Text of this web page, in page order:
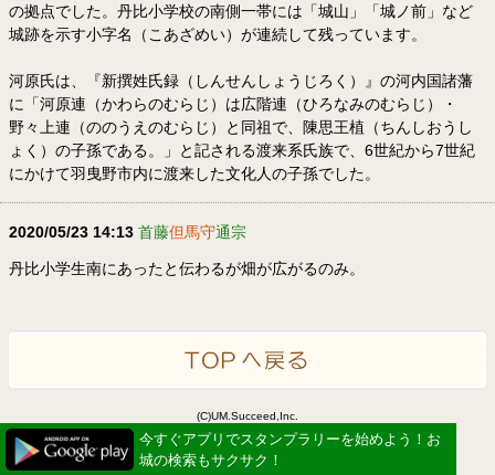
の拠点でした。丹比小学校の南側一帯には「城山」「城ノ前」など
城跡を示す小字名（こあざめい）が連続して残っています。
河原氏は、『新撰姓氏録（しんせんしょうじろく）』の河内国諸藩
に「河原連（かわらのむらじ）は広階連（ひろなみのむらじ）・
野々上連（ののうえのむらじ）と同祖で、陳思王植（ちんしおうし
ょく）の子孫である。」と記される渡来系氏族で、6世紀から7世紀
にかけて羽曳野市内に渡来した文化人の子孫でした。
2020/05/23 14:13 首藤但馬守通宗
丹比小学生南にあったと伝わるが畑が広がるのみ。
(C)UM.Succeed,Inc.
Powered by idea canvas
今すぐアプリでスタンプラリーを始めよう！お
城の検索もサクサク！